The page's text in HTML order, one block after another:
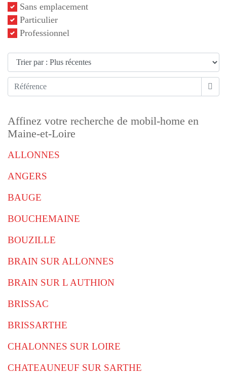
Sans emplacement
Particulier
Professionnel
Affinez votre recherche de mobil-home en
Maine-et-Loire
ALLONNES
ANGERS
BAUGE
BOUCHEMAINE
BOUZILLE
BRAIN SUR ALLONNES
BRAIN SUR L AUTHION
BRISSAC
BRISSARTHE
CHALONNES SUR LOIRE
CHATEAUNEUF SUR SARTHE